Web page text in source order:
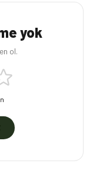
yok
ol.